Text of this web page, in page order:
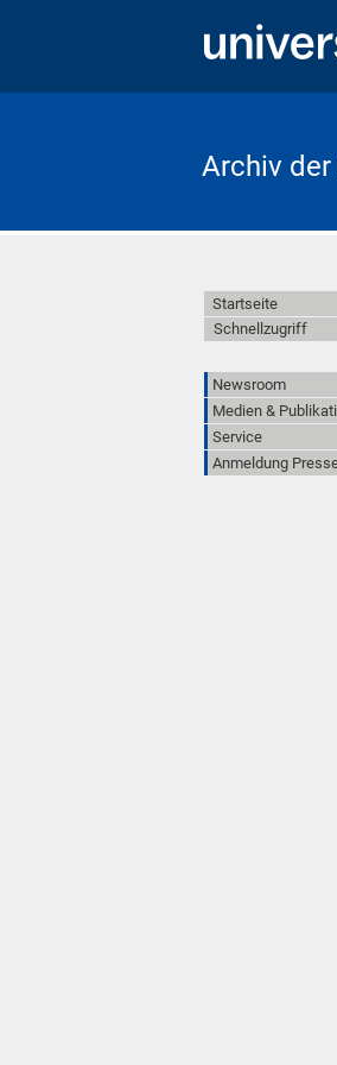
Archiv
Startseite
Schnellzugriff
Newsroom
Medien &
Service
Anmeldung